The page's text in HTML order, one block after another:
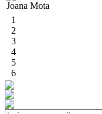
Joana Mota
1
2
3
4
5
6